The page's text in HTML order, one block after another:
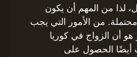
لذا من المهم أن يكون
من الأمور التي يجب
هو أن الزواج في كوريا
أيضًا الحصول على